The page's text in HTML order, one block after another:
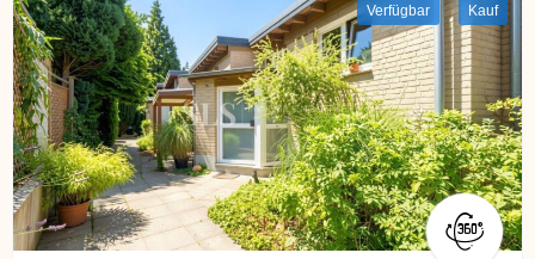
Verfügbar Kauf